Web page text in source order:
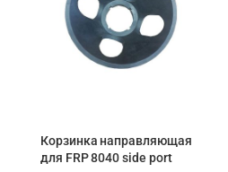
Корзинка направляющая
для FRP 8040 side port